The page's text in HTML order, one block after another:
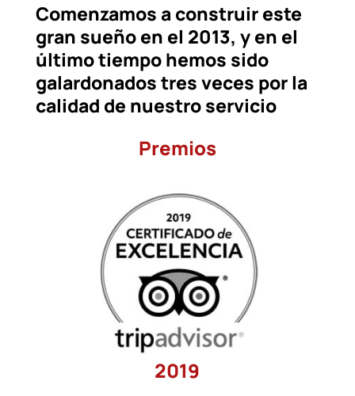
Comenzamos a construir este
gran sueño en el 2013, y en el
último tiempo hemos sido
galardonados tres veces por la
calidad de nuestro servicio
Premios
2019